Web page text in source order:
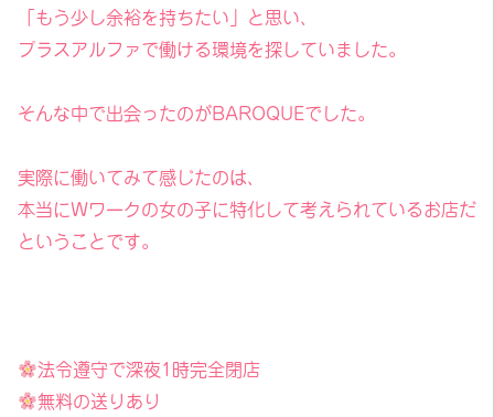
「もう少し余裕を持ちたい」と思い、
プラスアルファで働ける環境を探していました。
そんな中で出会ったのがBAROQUEでした。
実際に働いてみて感じたのは、
本当にWワークの女の子に特化して考えられているお店だ
ということです。
法令遵守で深夜1時完全閉店
無料の送りあり